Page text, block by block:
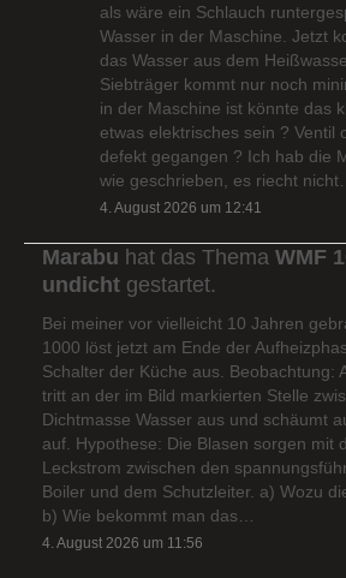
als wäre ein Schlauch
Wasser in der Maschine. Jetzt
das Wasser aus dem
Siebträger kommt nur noch
in der Maschine ist könnte das
etwas elektrisches sein ? Ventil
defekt gegangen ? Ich hab die
wie geschrieben, es riecht nicht…
4. August 2026 um 12:41
Marabu hat das Thema WMF
undicht gestartet.
Bei meiner vor vielleicht 10 Jahren
1000 löst jetzt am Ende der
Schalter der Küche aus. Beobachtung:
tritt an der im Bild markierten Stelle
Dichtmasse Wasser aus und schäumt
auf. Hypothese: Die Blasen sorgen mit
Leckstrom zwischen den
Boiler und dem Schutzleiter. a) Wozu
b) Wie bekommt man das…
4. August 2026 um 11:56